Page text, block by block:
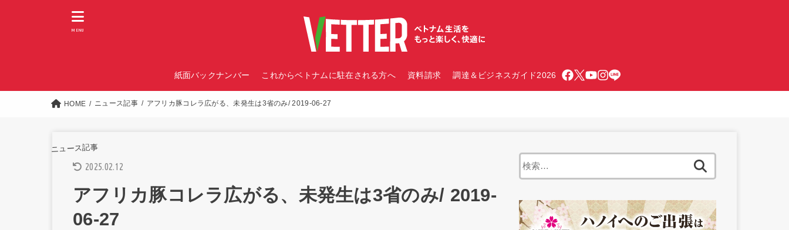
紙面バックナンバー これからベトナムに駐在される方へ 資料請求 調達＆ビジネスガイド2026
MENU
HOME ニュース記事 アフリカ豚コレラ広がる、未発生は3省のみ/ 2019-06-27
ニュース記事
2025.02.12
アフリカ豚コレラ広がる、未発生は3省のみ/ 2019-
06-27